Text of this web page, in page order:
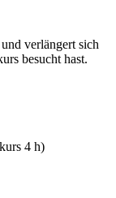
verlängert sich
besucht hast.
4 h)